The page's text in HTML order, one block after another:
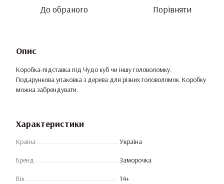
До обраного Порівняти
Опис
Коробка-підставка під Чудо куб чи іншу головоломку.
Подарункова упаковка з дерева для різних головоломок. Коробку
можна забрендувати.
Характеристики
Країна Україна
Бренд Заморочка
Вік 14+